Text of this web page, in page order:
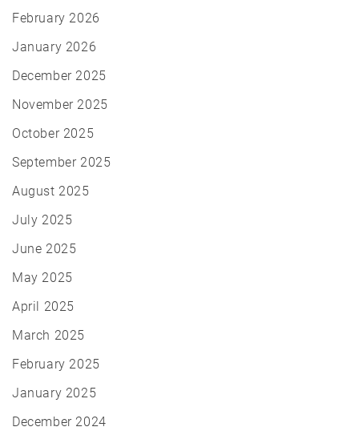
February 2026
January 2026
December 2025
November 2025
October 2025
September 2025
August 2025
July 2025
June 2025
May 2025
April 2025
March 2025
February 2025
January 2025
December 2024